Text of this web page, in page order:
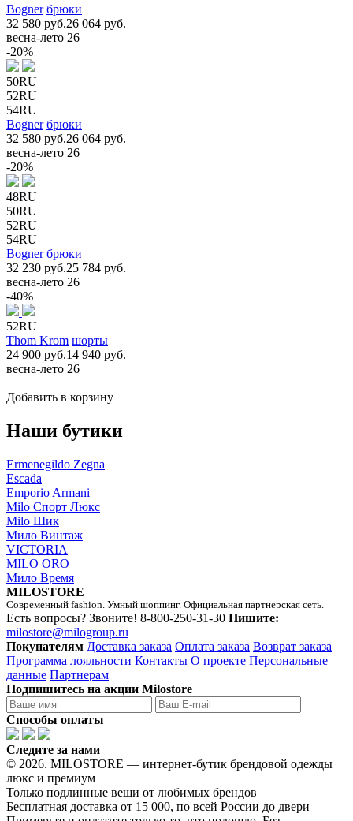
Bogner брюки
32 580 руб.26 064 руб.
весна-лето 26
-20%
50RU
52RU
54RU
Bogner брюки
32 580 руб.26 064 руб.
весна-лето 26
-20%
48RU
50RU
52RU
54RU
Bogner брюки
32 230 руб.25 784 руб.
весна-лето 26
-40%
52RU
Thom Krom шорты
24 900 руб.14 940 руб.
весна-лето 26
Добавить в корзину
Наши бутики
Ermenegildo Zegna
Escada
Emporio Armani
Milo Спорт Люкс
Milo Шик
Мило Винтаж
VICTORIA
MILO ORO
Мило Время
MILOSTORE
Современный fashion. Умный шоппинг. Официальная партнерская сеть.
Есть вопросы? Звоните! 8-800-250-31-30 Пишите:
milostore@milogroup.ru
Покупателям Доставка заказа Оплата заказа Возврат заказа
Программа лояльности Контакты О проекте Персональные
данные Партнерам
Подпишитесь на акции Milostore
Способы оплаты
Следите за нами
© 2026. MILOSTORE — интернет-бутик брендовой одежды
люкс и премиум
Только подлинные вещи от любимых брендов
Бесплатная доставка от 15 000, по всей России до двери